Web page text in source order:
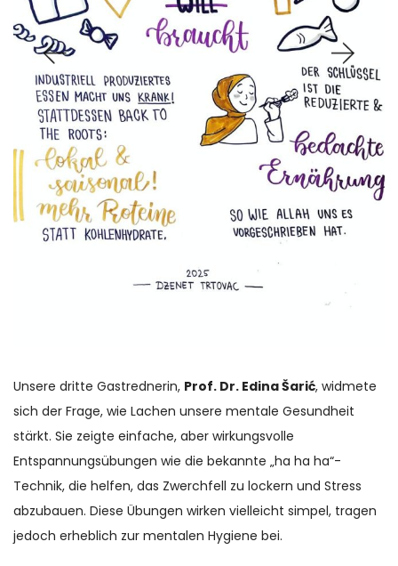
Unsere dritte Gastrednerin, Prof. Dr. Edina Šarić, widmete
sich der Frage, wie Lachen unsere mentale Gesundheit
stärkt. Sie zeigte einfache, aber wirkungsvolle
Entspannungsübungen wie die bekannte „ha ha ha“-
Technik, die helfen, das Zwerchfell zu lockern und Stress
abzubauen. Diese Übungen wirken vielleicht simpel, tragen
jedoch erheblich zur mentalen Hygiene bei.